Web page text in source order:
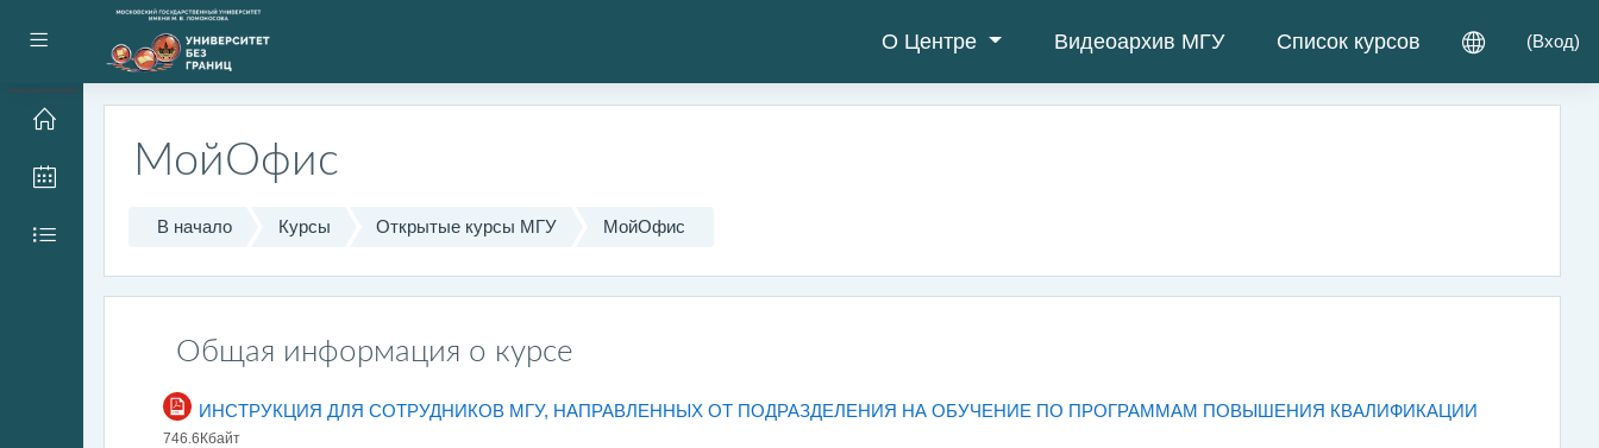
Боковая панель О Центре Видеоархив МГУ Список курсов (Вход)
Перейти к основному содержанию
МойОфис
В начало Курсы Открытые курсы МГУ МойОфис
Раздел
Общая информация о курсе
ИНСТРУКЦИЯ ДЛЯ СОТРУДНИКОВ МГУ, НАПРАВЛЕННЫХ ОТ ПОДРАЗДЕЛЕНИЯ НА ОБУЧЕНИЕ ПО ПРОГРАММАМ ПОВЫШЕНИЯ КВАЛИФИКАЦИИ
Файл
746.6Кбайт